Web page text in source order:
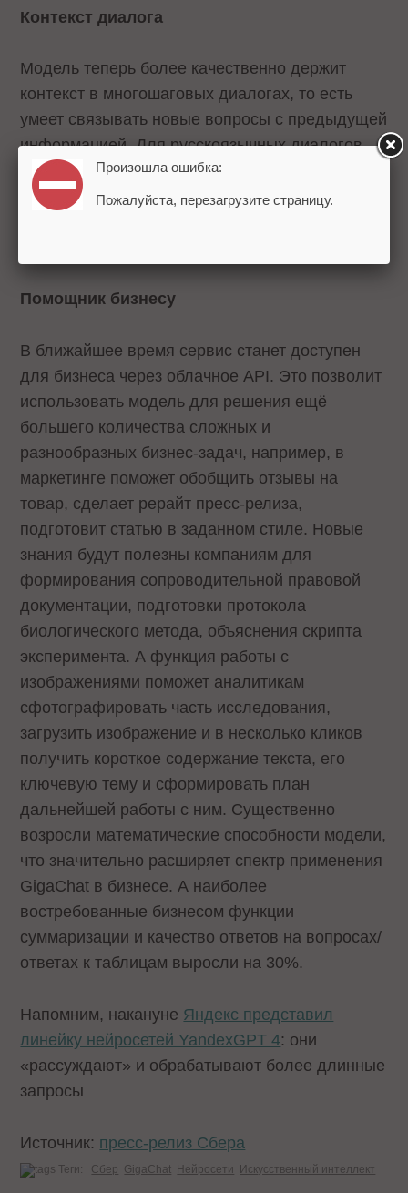
Контекст диалога
Модель теперь более качественно держит
контекст в многошаговых диалогах, то есть
умеет связывать новые вопросы с предыдущей
информацией. Для русскоязычных диалогов
улучшилось качество сжатия текста, теперь
пользователь может работать с текстом на 15%
Помощник бизнесу
В ближайшее время сервис станет доступен
для бизнеса через облачное API. Это позволит
использовать модель для решения ещё
большего количества сложных и
разнообразных бизнес-задач, например, в
маркетинге поможет обобщить отзывы на
товар, сделает рерайт пресс-релиза,
подготовит статью в заданном стиле. Новые
знания будут полезны компаниям для
формирования сопроводительной правовой
документации, подготовки протокола
биологического метода, объяснения скрипта
эксперимента. А функция работы с
изображениями поможет аналитикам
сфотографировать часть исследования,
загрузить изображение и в несколько кликов
получить короткое содержание текста, его
ключевую тему и сформировать план
дальнейшей работы с ним. Существенно
возросли математические способности модели,
что значительно расширяет спектр применения
GigaChat в бизнесе. А наиболее
востребованные бизнесом функции
суммаризации и качество ответов на вопросах/
ответах к таблицам выросли на 30%.
Напомним, накануне Яндекс представил
линейку нейросетей YandexGPT 4: они
«рассуждают» и обрабатывают более длинные
запросы
Источник: пресс-релиз Сбера
Теги: Сбер GigaChat Нейросети Искусственный интеллект
Произошла ошибка:
Пожалуйста, перезагрузите страницу.